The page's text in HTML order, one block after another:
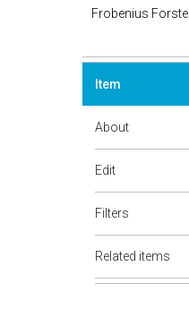
Frobenius
Item
About
Edit
Filters
Related items